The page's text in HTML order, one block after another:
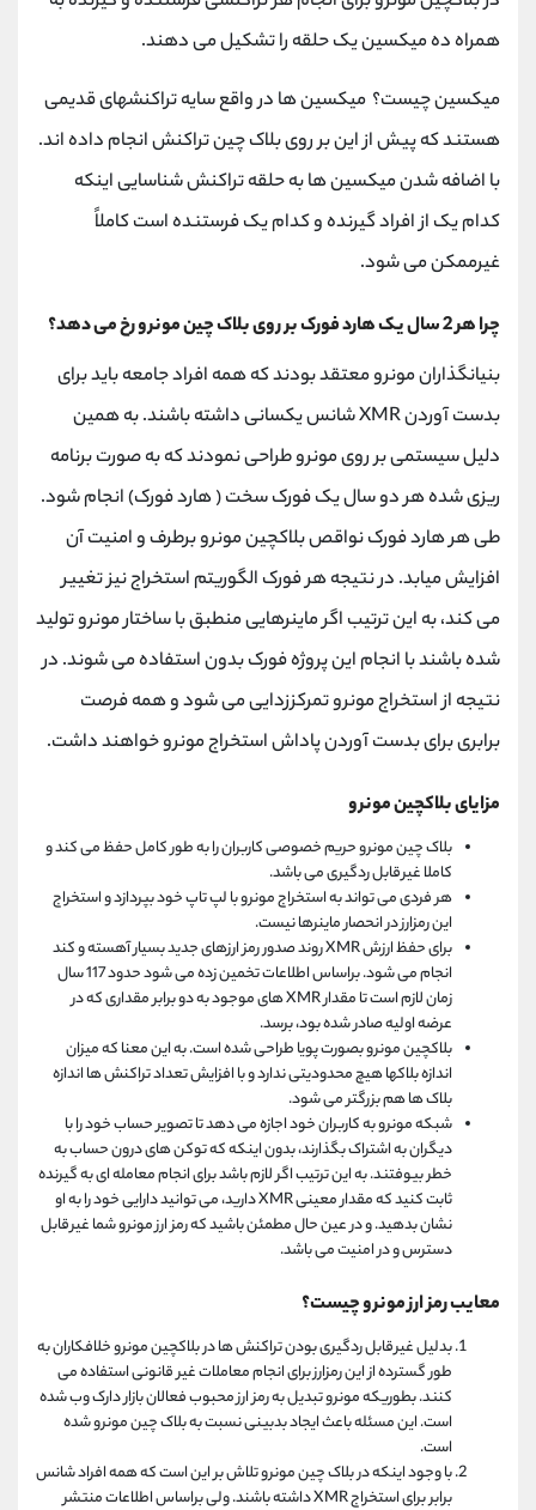
همراه ده میکسین یک حلقه را تشکیل می دهند.
میکسین چیست؟ میکسین ها در واقع سایه تراکنشهای قدیمی
هستند که پیش از این بر روی بلاک چین تراکنش انجام داده اند.
با اضافه شدن میکسین ها به حلقه تراکنش شناسایی اینکه
کدام یک از افراد گیرنده و کدام یک فرستنده است کاملاً
غیرممکن می شود.
چرا هر 2 سال یک هارد فورک بر روی بلاک چین مونرو رخ می دهد؟
بنیانگذاران مونرو معتقد بودند که همه افراد جامعه باید برای
بدست آوردن XMR شانس یکسانی داشته باشند. به همین
دلیل سیستمی بر روی مونرو طراحی نمودند که به صورت برنامه
ریزی شده هر دو سال یک فورک سخت ( هارد فورک) انجام شود.
طی هر هارد فورک نواقص بلاکچین مونرو برطرف و امنیت آن
افزایش میابد. در نتیجه هر فورک الگوریتم استخراج نیز تغییر
می کند، به این ترتیب اگر ماینرهایی منطبق با ساختار مونرو تولید
شده باشند با انجام این پروژه فورک بدون استفاده می شوند. در
نتیجه از استخراج مونرو تمرکززدایی می شود و همه فرصت
برابری برای بدست آوردن پاداش استخراج مونرو خواهند داشت.
مزایای بلاکچین مونرو
بلاک چین مونرو حریم خصوصی کاربران را به طور کامل حفظ می کند و
کاملا غیرقابل ردگیری می باشد.
هر فردی می تواند به استخراج مونرو با لپ تاپ خود بپردازد و استخراج
این رمزارز در انحصار ماینرها نیست.
برای حفظ ارزش XMR روند صدور رمز ارزهای جدید بسیار آهسته و کند
انجام می شود. براساس اطلاعات تخمین زده می شود حدود 117 سال
زمان لازم است تا مقدار XMR های موجود به دو برابر مقداری که در
عرضه اولیه صادر شده بود، برسد.
بلاکچین مونرو بصورت پویا طراحی شده است. به این معنا که میزان
اندازه بلاکها هیچ محدودیتی ندارد و با افزایش تعداد تراکنش ها اندازه
بلاک ها هم بزرگتر می شود.
شبکه مونرو به کاربران خود اجازه می دهد تا تصویر حساب خود را با
دیگران به اشتراک بگذارند، بدون اینکه که توکن های درون حساب به
خطر بیوفتند. به این ترتیب اگر لازم باشد برای انجام معامله ای به گیرنده
ثابت کنید که مقدار معینی XMR دارید، می توانید دارایی خود را به او
نشان بدهید. و در عین حال مطمئن باشید که رمز ارز مونرو شما غیرقابل
دسترس و در امنیت می باشد.
معایب رمز ارز مونرو چیست؟
بدلیل غیرقابل ردگیری بودن تراکنش ها در بلاکچین مونرو خلافکاران به
طور گسترده از این رمزارز برای انجام معاملات غیر قانونی استفاده می
کنند. بطوریکه مونرو تبدیل به رمز ارز محبوب فعالان بازار دارک وب شده
است. این مسئله باعث ایجاد بدبینی نسبت به بلاک چین مونرو شده
است.
با وجود اینکه در بلاک چین مونرو تلاش بر این است که همه افراد شانس
برابر برای استخراج XMR داشته باشند. ولی براساس اطلاعات منتشر